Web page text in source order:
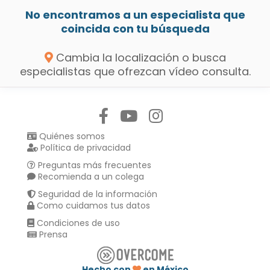
No encontramos a un especialista que
coincida con tu búsqueda
Cambia la localización o busca
especialistas que ofrezcan vídeo consulta.
Quiénes somos
Política de privacidad
Preguntas más frecuentes
Recomienda a un colega
Seguridad de la información
Como cuidamos tus datos
Condiciones de uso
Prensa